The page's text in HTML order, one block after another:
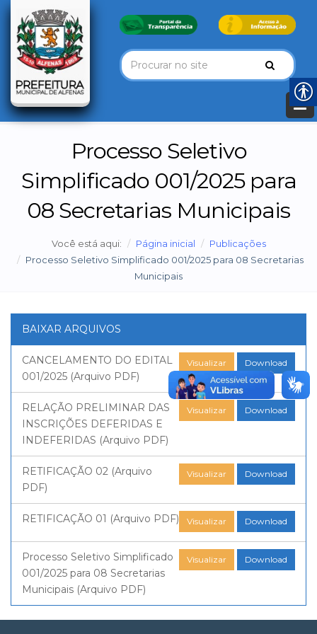
Processo Seletivo
Simplificado 001/2025 para
08 Secretarias Municipais
Você está aqui: Página inicial
Publicações
Processo Seletivo Simplificado 001/2025 para 08 Secretarias
Municipais
BAIXAR ARQUIVOS
Visualizar Download
CANCELAMENTO DO EDITAL
001/2025 (Arquivo PDF)
Visualizar Download
RELAÇÃO PRELIMINAR DAS
INSCRIÇÕES DEFERIDAS E
INDEFERIDAS (Arquivo PDF)
Visualizar Download
RETIFICAÇÃO 02 (Arquivo
PDF)
Visualizar Download
RETIFICAÇÃO 01 (Arquivo PDF)
Visualizar Download
Processo Seletivo Simplificado
001/2025 para 08 Secretarias
Municipais (Arquivo PDF)